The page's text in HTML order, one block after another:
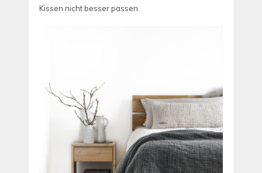
Kissen nicht besser passen.